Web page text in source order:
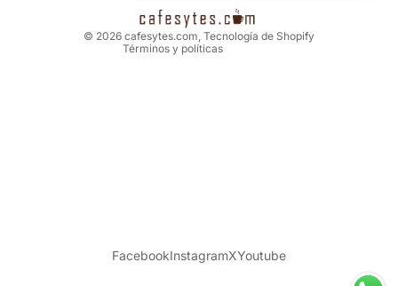
© 2026 cafesytes.com, Tecnología de Shopify
Términos y políticas
Política de cancelación
FacebookInstagramXYoutube